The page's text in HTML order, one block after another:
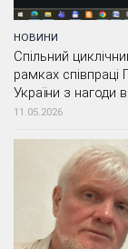
НОВИНИ
Спільний
рамках
України з нагоди
11.05.2026